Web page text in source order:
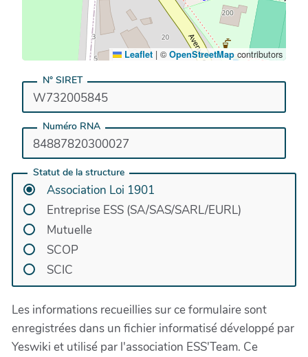
Leaflet | © OpenStreetMapcontributors
N° SIRET
Numéro RNA
Statut de la structure
Association Loi 1901
Entreprise ESS (SA/SAS/SARL/EURL)
Mutuelle
SCOP
SCIC
Les informations recueillies sur ce formulaire sont
enregistrées dans un fichier informatisé développé par
Yeswiki et utilisé par l'association ESS'Team. Ce